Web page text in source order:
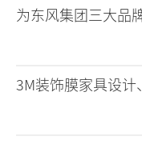
为东风集团三大品
3M装饰膜家具设计